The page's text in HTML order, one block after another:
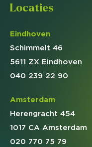
Locaties
Eindhoven
Schimmelt 46
5611 ZX Eindhoven
040 239 22 90
Amsterdam
Herengracht 454
1017 CA Amsterdam
020 770 75 79